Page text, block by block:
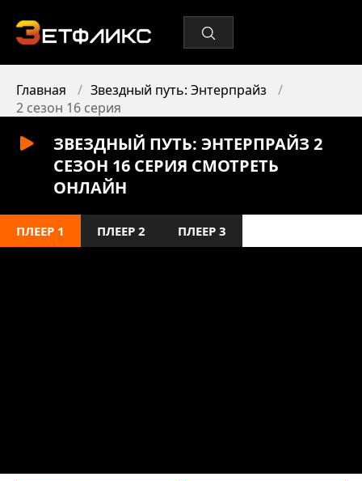
Главная
Звездный путь: Энтерпрайз
2 сезон 16 серия
ЗВЕЗДНЫЙ ПУТЬ: ЭНТЕРПРАЙЗ 2
СЕЗОН 16 СЕРИЯ СМОТРЕТЬ
ОНЛАЙН
ПЛЕЕР 1 ПЛЕЕР 2 ПЛЕЕР 3